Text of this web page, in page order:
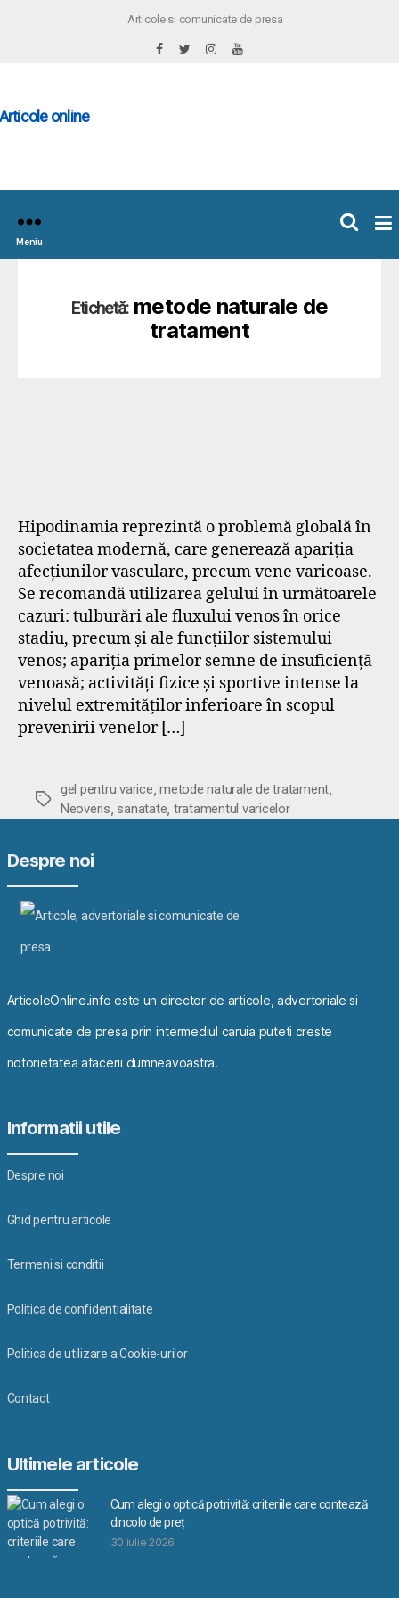
Articole si comunicate de presa
Meniu
Etichetă: metode naturale de
tratament
Hipodinamia reprezintă o problemă globală în
societatea modernă, care generează apariția
afecțiunilor vasculare, precum vene varicoase.
Se recomandă utilizarea gelului în următoarele
cazuri: tulburări ale fluxului venos în orice
stadiu, precum și ale funcțiilor sistemului
venos; apariția primelor semne de insuficiență
venoasă; activități fizice și sportive intense la
nivelul extremităților inferioare în scopul
prevenirii venelor […]
Etichete
gel pentru varice,metode naturale de tratament,
Neoveris, sanatate, tratamentul varicelor
Despre noi
ArticoleOnline.info este un director de articole, advertoriale si
comunicate de presa prin intermediul caruia puteti creste
notorietatea afacerii dumneavoastra.
Informatii utile
Despre noi
Ghid pentru articole
Termeni si conditii
Politica de confidentialitate
Politica de utilizare a Cookie-urilor
Contact
Ultimele articole
Cum alegi o optică potrivită: criteriile care contează
dincolo de preț
30 iulie 2026